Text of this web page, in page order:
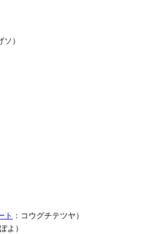
ソ）
ト ：コウグチテツヤ）
よ）